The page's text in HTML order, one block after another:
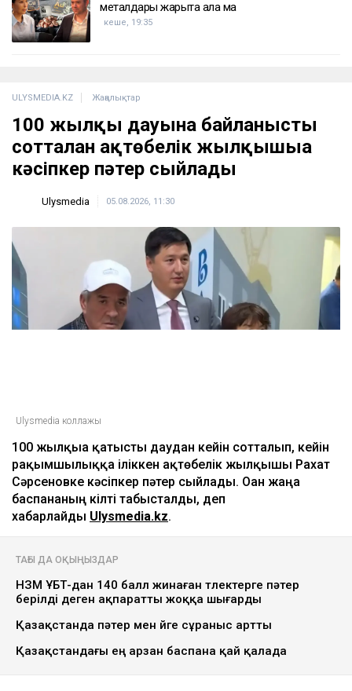
металдары жарыта ала ма
кеше, 19:35
ULYSMEDIA.KZ Жаңалықтар
100 жылқы дауына байланысты
сотталған ақтөбелік жылқышыға
кәсіпкер пәтер сыйлады
Ulysmedia 05.08.2026, 11:30
Ulysmedia коллажы
100 жылқыға қатысты даудан кейін сотталып, кейін
рақымшылыққа іліккен ақтөбелік жылқышы Рахат
Сәрсеновке кәсіпкер пәтер сыйлады. Оған жаңа
баспананың кілті табысталды, деп
хабарлайды Ulysmedia.kz.
ТАҒЫ ДА ОҚЫҢЫЗДАР
НЗМ ҰБТ-дан 140 балл жинаған түлектерге пәтер
берілді деген ақпаратты жоққа шығарды
Қазақстанда пәтер мен үйге сұраныс артты
Қазақстандағы ең арзан баспана қай қалада